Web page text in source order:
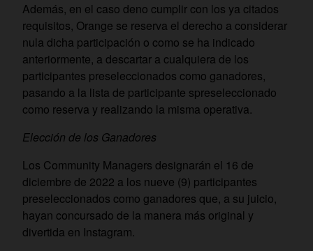
Además, en el caso deno cumplir con los ya citados
requisitos, Orange se reserva el derecho a considerar
nula dicha participación o como se ha indicado
anteriormente, a descartar a cualquiera de los
participantes preseleccionados como ganadores,
pasando a la lista de participante spreseleccionado
como reserva y realizando la misma operativa.
Elección de los Ganadores
Los Community Managers designarán el 16 de
diciembre de 2022 a los nueve (9) participantes
preseleccionados como ganadores que, a su juicio,
hayan concursado de la manera más original y
divertida en Instagram.